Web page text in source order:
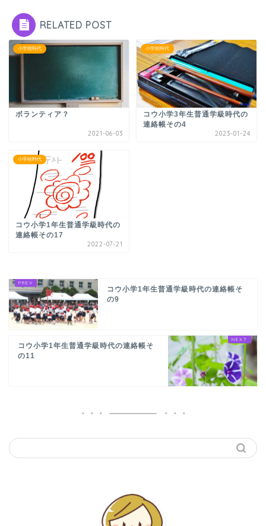
RELATED POST
小学校時代
ボランティア？
2021-06-03
小学校時代
コウ小学3年生普通学級時代の
連絡帳その4
2023-01-24
小学校時代
コウ小学1年生普通学級時代の
連絡帳その17
2022-07-21
コウ小学1年生普通学級時代の連絡帳そ
の9
コウ小学1年生普通学級時代の連絡帳そ
の11